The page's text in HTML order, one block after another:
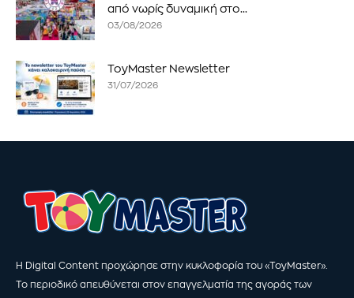
από νωρίς δυναμική στο...
03/08/2026
ToyMaster Newsletter
31/07/2026
Η Digital Content προχώρησε στην κυκλοφορία του «ToyMaster».
Το περιοδικό απευθύνεται στον επαγγελματία της αγοράς των